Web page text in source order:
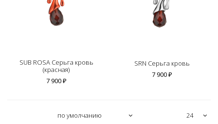
SUB ROSA Серьга кровь
(красная)
7 900 ₽
SRN Серьга кровь
7 900 ₽